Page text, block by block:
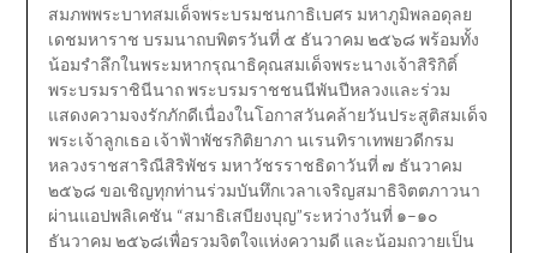
สมภพพระบาทสมเด็จพระบรมชนกาธิเบศร มหาภูมิพลอดุลย
เดชมหาราช บรมนาถบพิตรวันที่ ๕ ธันวาคม ๒๕๖๘ พร้อมทั้ง
น้อมรำลึกในพระมหากรุณาธิคุณสมเด็จพระนางเจ้าสิริกิติ์
พระบรมราชินีนาถ พระบรมราชชนนีพันปีหลวงและร่วม
แสดงความจงรักภักดีเนื่องในโอกาสวันคล้ายวันประสูติสมเด็จ
พระเจ้าลูกเธอ เจ้าฟ้าพัชรกิติยาภา นเรนทิราเทพยวดีกรม
หลวงราชสาริณีสิริพัชร มหาวัชรราชธิดาวันที่ ๗ ธันวาคม
๒๕๖๘ ขอเชิญทุกท่านร่วมบันทึกเวลาเจริญสมาธิจิตตภาวนา
ผ่านแอปพลิเคชัน “สมาธิเสบียงบุญ”ระหว่างวันที่ ๑–๑๐
ธันวาคม ๒๕๖๘เพื่อรวมจิตใจแห่งความดี และน้อมถวายเป็น